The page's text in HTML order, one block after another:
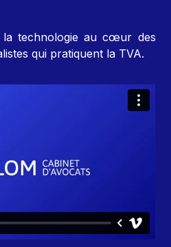
technologie au cœur des
qui pratiquent la TVA.